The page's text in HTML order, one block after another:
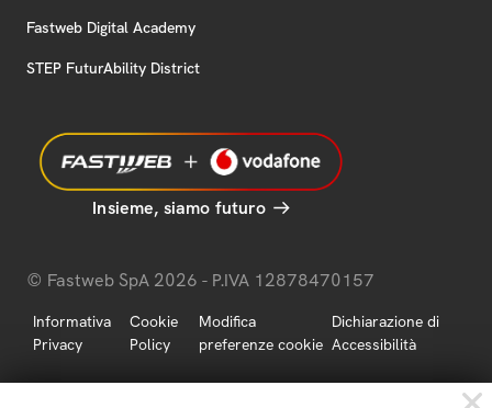
Fastweb Digital Academy
STEP FuturAbility District
Insieme, siamo futuro
© Fastweb SpA 2026 - P.IVA 12878470157
Informativa
Privacy
Cookie
Policy
Modifica
preferenze cookie
Dichiarazione di
Accessibilità